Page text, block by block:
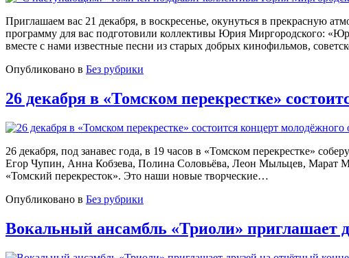
Приглашаем вас 21 декабря, в воскресенье, окунуться в прекрасную
программу для вас подготовили коллективы Юрия Миргородского:
вместе с нами известные песни из старых добрых кинофильмов,
Опубликовано в Без рубрики
26 декабря в «Томском перекрестке»
26 декабря, под занавес года, в 19 часов в «Томском перекрестке»
Егор Чупин, Анна Кобзева, Полина Соловьёва, Леон Мыльцев, Марат
«Томский перекресток». Это наши новые творческие…
Опубликовано в Без рубрики
Вокальный ансамбль «Триоли» приглашает